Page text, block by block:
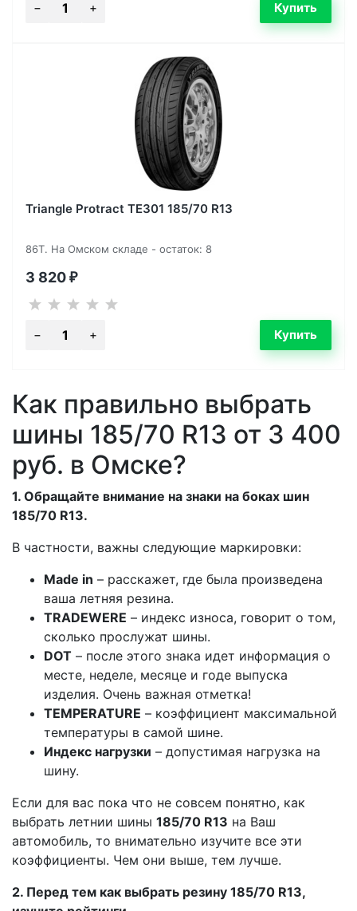
Triangle Protract TE301 185/70 R13
86T. На Омском складе - остаток: 8
3 820 ₽
Как правильно выбрать
шины 185/70 R13 от 3 400
руб. в Омске?
1. Обращайте внимание на знаки на боках шин
185/70 R13.
В частности, важны следующие маркировки:
Made in – расскажет, где была произведена
ваша летняя резина.
TRADEWERE – индекс износа, говорит о том,
сколько прослужат шины.
DOT – после этого знака идет информация о
месте, неделе, месяце и годе выпуска
изделия. Очень важная отметка!
TEMPERATURE – коэффициент максимальной
температуры в самой шине.
Индекс нагрузки – допустимая нагрузка на
шину.
Если для вас пока что не совсем понятно, как
выбрать летнии шины 185/70 R13 на Ваш
автомобиль, то внимательно изучите все эти
коэффициенты. Чем они выше, тем лучше.
2. Перед тем как выбрать резину 185/70 R13,